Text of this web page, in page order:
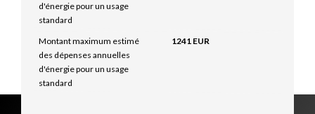
d'énergie pour un usage
standard
Montant maximum estimé
des dépenses annuelles
d'énergie pour un usage
standard
1241 EUR